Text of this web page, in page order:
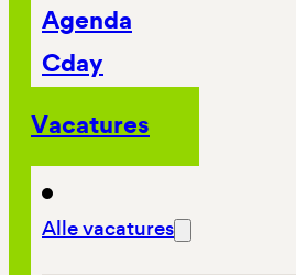
Agenda
Cday
Vacatures
Alle vacatures